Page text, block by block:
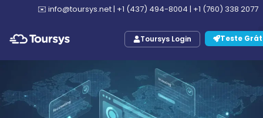
✉️ info@toursys.net| +1 (437) 494-8004 | +1 (760) 338 2077
Toursys Login Teste